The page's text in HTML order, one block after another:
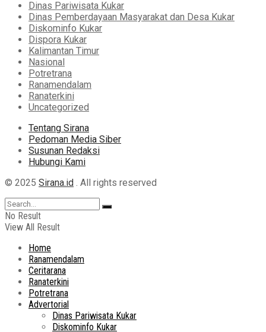
Dinas Pariwisata Kukar
Dinas Pemberdayaan Masyarakat dan Desa Kukar
Diskominfo Kukar
Dispora Kukar
Kalimantan Timur
Nasional
Potretrana
Ranamendalam
Ranaterkini
Uncategorized
Tentang Sirana
Pedoman Media Siber
Susunan Redaksi
Hubungi Kami
© 2025 Sirana.id . All rights reserved
No Result
View All Result
Home
Ranamendalam
Ceritarana
Ranaterkini
Potretrana
Advertorial
Dinas Pariwisata Kukar
Diskominfo Kukar